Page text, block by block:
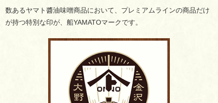
数あるヤマト醬油味噌商品において、 プレミアムラインの商品だけ
が持つ特別な印が、 船YAMATOマークです。